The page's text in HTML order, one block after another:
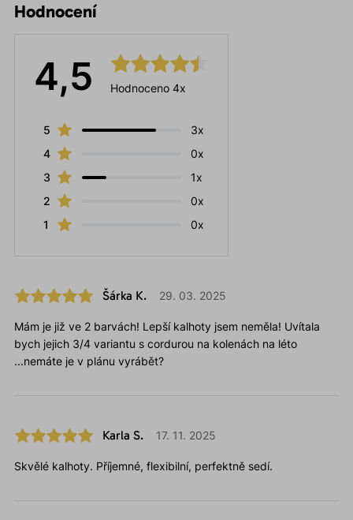
Hodnocení
4,5 Hodnoceno 4x
5
3x
4
0x
3
1x
2
0x
1
0x
Šárka K. 29. 03. 2025
Mám je již ve 2 barvách! Lepší kalhoty jsem neměla! Uvítala
bych jejich 3/4 variantu s cordurou na kolenách na léto
...nemáte je v plánu vyrábět?
Karla S. 17. 11. 2025
Skvělé kalhoty. Příjemné, flexibilní, perfektně sedí.